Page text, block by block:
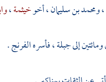
،ومحمد بن سليمان، أخوخيثمة،
إلى جبلة ، فأسره الفرنج .